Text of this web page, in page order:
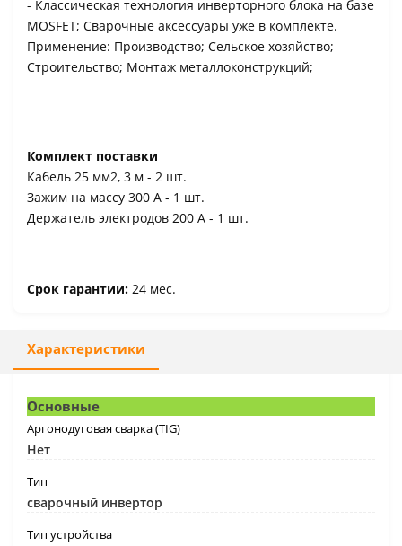
- Классическая технология инверторного блока на базе
MOSFET; Сварочные аксессуары уже в комплекте.
Применение: Производство; Сельское хозяйство;
Строительство; Монтаж металлоконструкций;
Комплект поставки
Кабель 25 мм2, 3 м - 2 шт.
Зажим на массу 300 А - 1 шт.
Держатель электродов 200 А - 1 шт.
Срок гарантии: 24 мес.
Характеристики
Основные
Аргонодуговая сварка (TIG)
Нет
Тип
сварочный инвертор
Тип устройства